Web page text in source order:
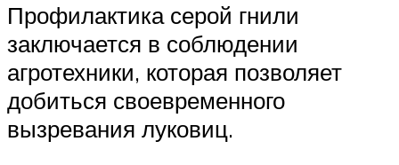
Профилактика серой гнили
заключается в соблюдении
агротехники, которая позволяет
добиться своевременного
вызревания луковиц.